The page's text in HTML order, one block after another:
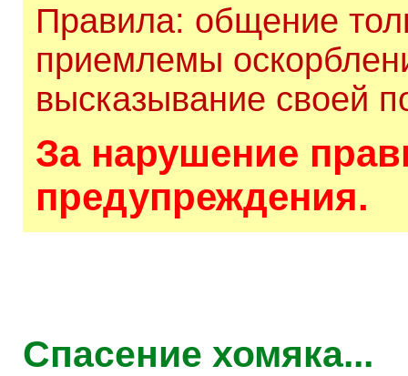
Правила: общение
приемлемы
высказывание своей
За нарушение
предупреждения.
Спасение хомяка...